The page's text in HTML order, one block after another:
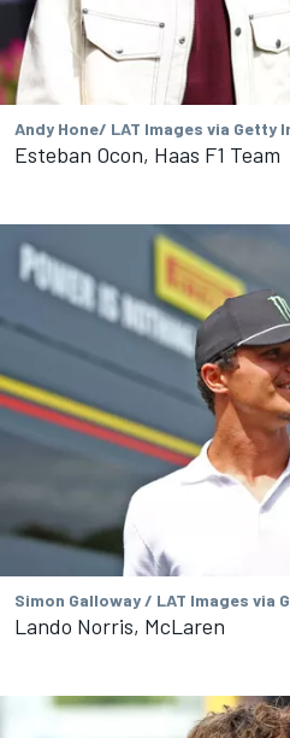
Andy Hone/ LAT Images via Getty
Esteban Ocon, Haas F1 Team
Simon Galloway / LAT Images via
Lando Norris, McLaren